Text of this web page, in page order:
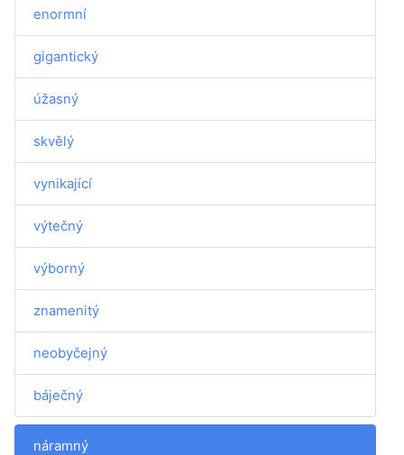
enormní
gigantický
úžasný
skvělý
vynikající
výtečný
výborný
znamenitý
neobyčejný
báječný
náramný